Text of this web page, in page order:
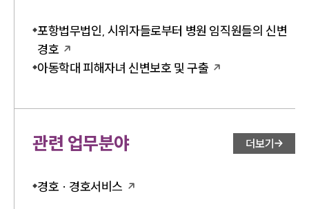
포항법무법인, 시위자들로부터 병원 임직원들의 신변
경호
아동학대 피해자녀 신변보호 및 구출
관련 업무분야 더보기
경호 · 경호서비스